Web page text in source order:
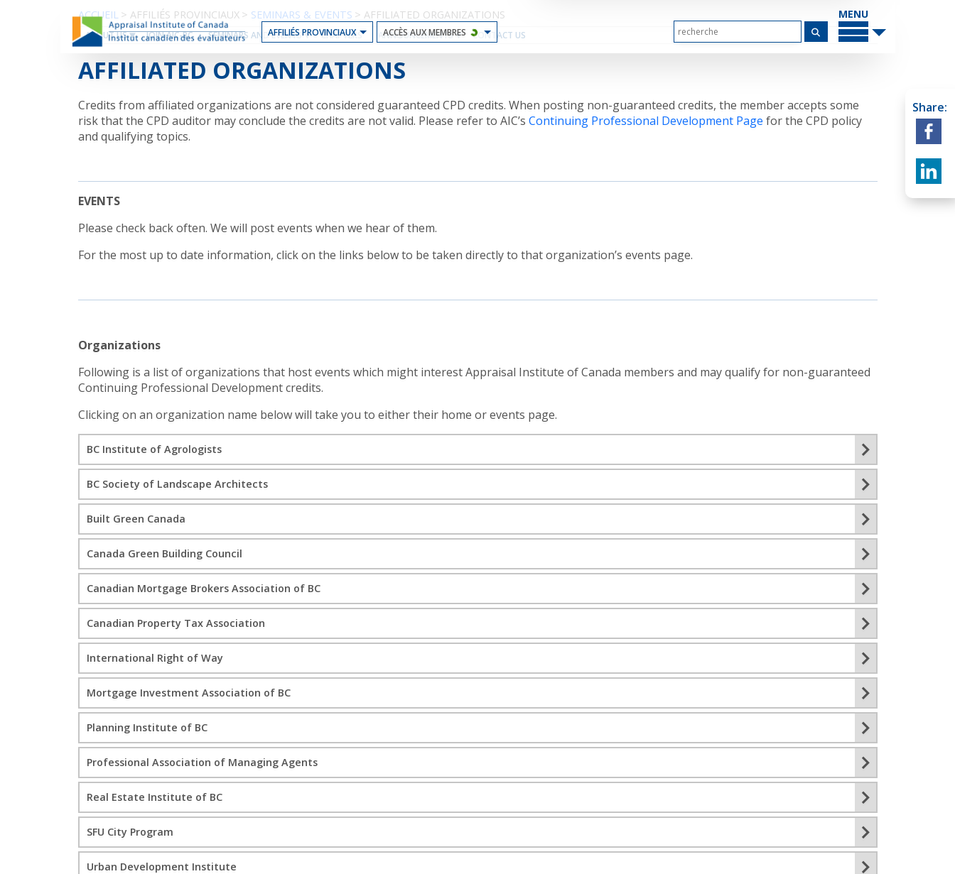
AFFILIÉS PROVINCIAUX ACCÈS AUX MEMBRES
MENUPRINCIPAL
Share:
ACCUEIL > AFFILIÉS PROVINCIAUX > SEMINARS & EVENTS > AFFILIATED ORGANIZATIONS
ABOUT US JOIN AIC-BC SEMINARS AND EVENTS CHAPTERS ANNOUNCEMENTS CONTACT US
AFFILIATED ORGANIZATIONS
Credits from affiliated organizations are not considered guaranteed CPD credits. When posting non-guaranteed credits, the member accepts some
risk that the CPD auditor may conclude the credits are not valid. Please refer to AIC’s Continuing Professional Development Page for the CPD policy
and qualifying topics.
EVENTS
Please check back often. We will post events when we hear of them.
For the most up to date information, click on the links below to be taken directly to that organization’s events page.
Organizations
Following is a list of organizations that host events which might interest Appraisal Institute of Canada members and may qualify for non-guaranteed
Continuing Professional Development credits.
Clicking on an organization name below will take you to either their home or events page.
BC Institute of Agrologists
BC Society of Landscape Architects
Built Green Canada
Canada Green Building Council
Canadian Mortgage Brokers Association of BC
Canadian Property Tax Association
International Right of Way
Mortgage Investment Association of BC
Planning Institute of BC
Professional Association of Managing Agents
Real Estate Institute of BC
SFU City Program
Urban Development Institute